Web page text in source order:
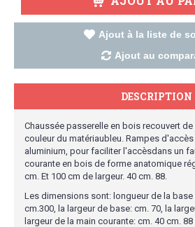
Ajout à la liste de
Ajout au
DESCRIPTION
Chaussée passerelle en bois recouvert
couleur du matériaubleu. Rampes
aluminium, pour faciliter l'accèsdans un
courante en bois de forme anatomique
cm. Et 100 cm de largeur. 40 cm. 88.
Les dimensions sont: longueur de la base
cm.300, la largeur de base: cm. 70, la
largeur de la main courante: cm. 40 cm.